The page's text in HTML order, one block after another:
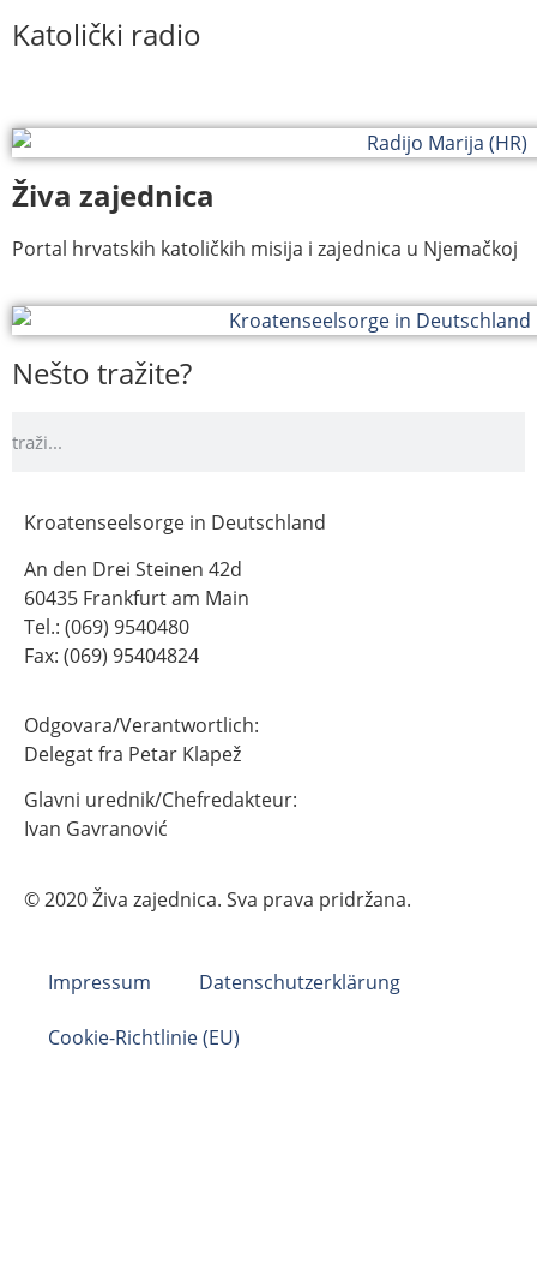
Katolički radio
Živa zajednica
Portal hrvatskih katoličkih misija i zajednica u Njemačkoj
Nešto tražite?
Kroatenseelsorge in Deutschland
An den Drei Steinen 42d
60435 Frankfurt am Main
Tel.: (069) 9540480
Fax: (069) 95404824
Odgovara/Verantwortlich:
Delegat fra Petar Klapež
Glavni urednik/Chefredakteur:
Ivan Gavranović
© 2020 Živa zajednica. Sva prava pridržana.
Impressum Datenschutzerklärung
Cookie-Richtlinie (EU)